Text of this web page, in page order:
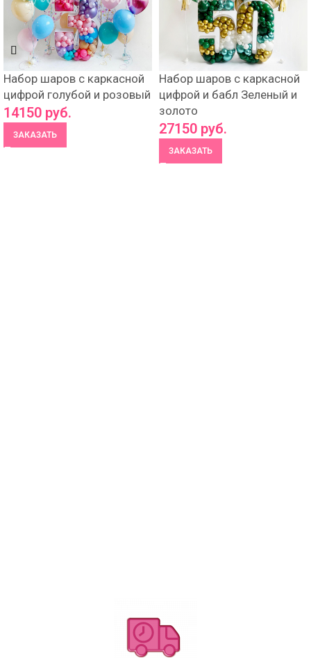
Набор шаров с каркасной
цифрой голубой и розовый
14150 руб.
ЗАКАЗАТЬ
Набор шаров с каркасной
цифрой и бабл Зеленый и
золото
27150 руб.
ЗАКАЗАТЬ